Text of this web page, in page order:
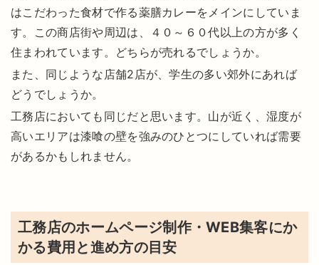
はこだわった食材で作る薬膳カレーをメインにしていま
す。この商店街や周辺は、４０～６０代以上の方が多く
住まわれています。どちらが売れるでしょうか。
また、同じような店舗2店が、学生の多い郊外にあれば
どうでしょうか。
工務店においても同じだと思います。山が近く、湿度が
高いエリアは漆喰の壁を強みのひとつにしていれば需要
があるかもしれません。
工務店のホームページ制作・WEB集客にか
かる費用と進め方の目安